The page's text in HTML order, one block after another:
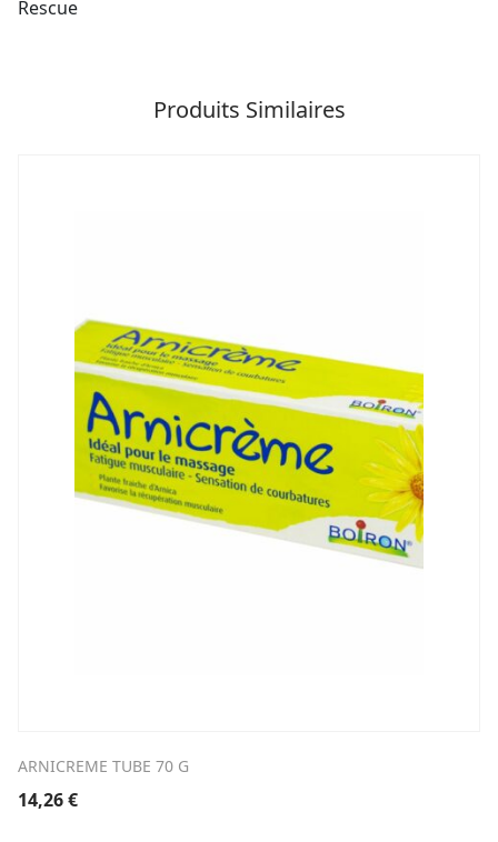
Rescue
Produits Similaires
ARNICREME TUBE 70 G
14,26€